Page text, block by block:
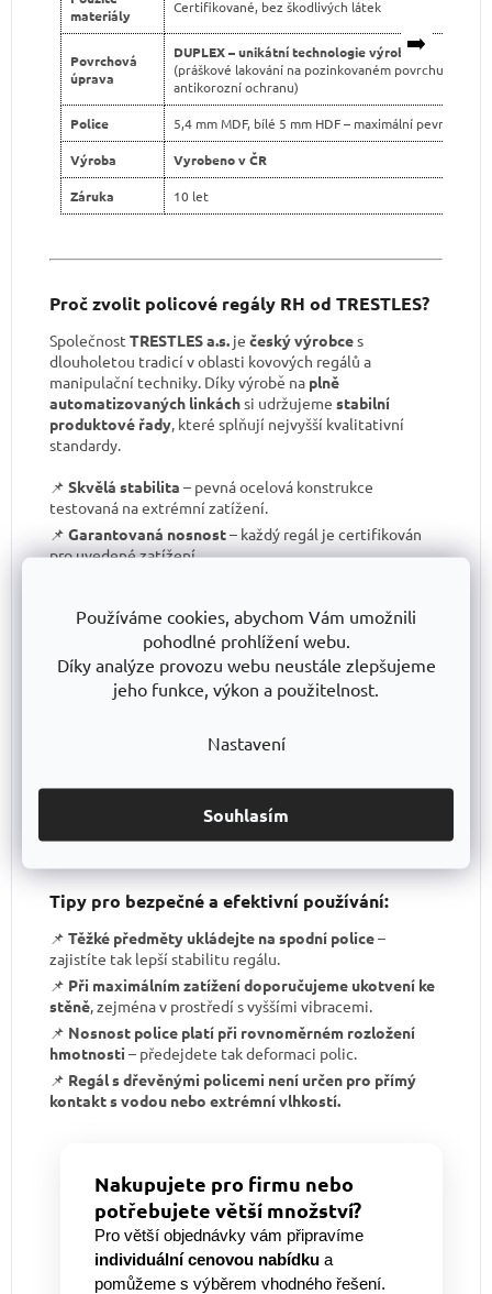
Používáme cookies, abychom Vám umožnili
pohodlné prohlížení webu.
Díky analýze provozu webu neustále zlepšujeme
jeho funkce, výkon a použitelnost.
Nastavení
Souhlasím
➡️
materiály
Certifikované, bez škodlivých látek
Povrchová
úprava
DUPLEX – unikátní technologie výroby
(práškové lakování na pozinkovaném povrchu pro
antikorozní ochranu)
Police 5,4 mm MDF, bílé 5 mm HDF – maximální pevnost
Výroba Vyrobeno v ČR
Záruka 10 let
Proč zvolit policové regály RH od TRESTLES?
Společnost TRESTLES a.s. je český výrobces
dlouholetou tradicí v oblasti kovových regálů a
manipulační techniky. Díky výrobě na plně
automatizovaných linkáchsi udržujeme stabilní
produktové řady, které splňují nejvyšší kvalitativní
standardy.
📌 Skvělá stabilita – pevná ocelová konstrukce
testovaná na extrémní zatížení.
📌 Garantovaná nosnost– každý regál je certifikován
pro uvedené zatížení.
Bezkonkurenční poměr kvalita/cena– výborné
zpracování za férovou cenu.
📌Podpora české výroby– investujeme do lokální
produkce a technologického pokroku.
spolehněte se, že vaše skladové řešení bude
S TRESTLESsi pořizujete nejenspolehlivý regál, ale i
záruku kvality a dlouhodobé dostupnosti produktů
Tipy pro bezpečné a efektivní používání:
📌 Těžké předměty ukládejte na spodní police–
zajistíte tak lepší stabilitu regálu.
📌 Při maximálním zatížení doporučujeme ukotvení ke
stěně, zejména v prostředí s vyššími vibracemi.
📌 Nosnost police platí při rovnoměrném rozložení
hmotnosti – předejdete tak deformaci polic.
📌 Regál s dřevěnými policemi není určen pro přímý
kontakt s vodou nebo extrémní vlhkostí.
Nakupujete pro firmu nebo
potřebujete větší množství?
Pro větší objednávky vám připravíme
individuální cenovou nabídku a
pomůžeme s výběrem vhodného řešení.